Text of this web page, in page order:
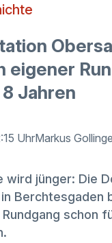
eigener
Jahren
UhrMarkus
wird jünger: Die
Berchtesgaden
schon